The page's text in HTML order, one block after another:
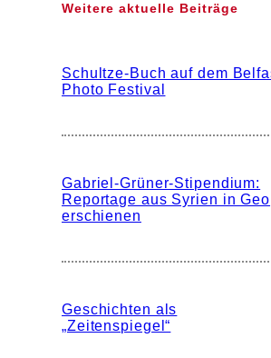
Weitere aktuelle Beiträge
Schultze-Buch auf dem
Photo Festival
Gabriel-Grüner-Stipendium:
Reportage aus Syrien in Geo
erschienen
Geschichten als
„Zeitenspiegel“